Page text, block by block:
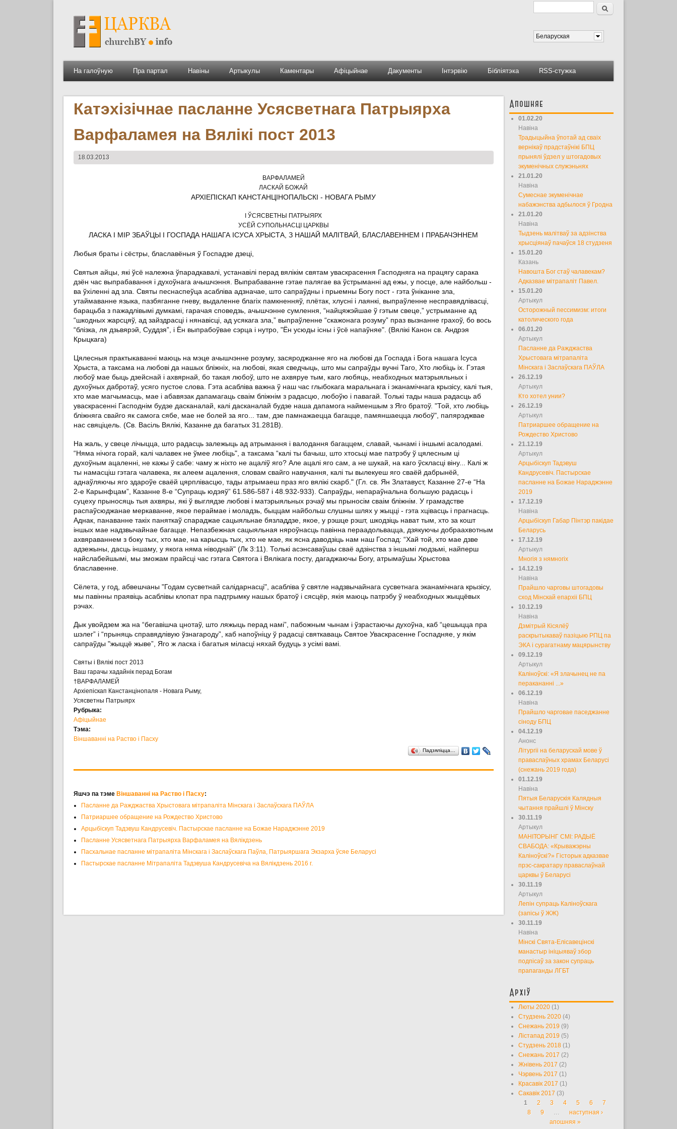
Форма пошуку
Пошук
Беларуская
На галоўную Пра партал Навіны Артыкулы Каментары Афіцыйнае Дакументы Інтэрвію Бібліятэка RSS-стужка
Катэхізічнае пасланне Усясветнага Патрыярха
Варфаламея на Вялікі пост 2013
18.03.2013
ВАРФАЛАМЕЙ
ЛАСКАЙ БОЖАЙ
АРХІЕПІСКАП КАНСТАНЦІНОПАЛЬСКІ - НОВАГА РЫМУ
І ЎСЯСВЕТНЫ ПАТРЫЯРХ
УСЁЙ СУПОЛЬНАСЦІ ЦАРКВЫ
ЛАСКА І МІР ЗБАЎЦЫ І ГОСПАДА НАШАГА ІСУСА ХРЫСТА, З НАШАЙ МАЛІТВАЙ, БЛАСЛАВЕННЕМ І ПРАБАЧЭННЕМ
Любыя браты і сёстры, блаславёныя ў Госпадзе дзеці,
Святыя айцы, які ўсё належна ўпарадкавалі, устанавілі перад вялікім святам уваскрасення Гасподняга на працягу сарака
дзён час выпрабавання і духоўнага ачышчэння. Выпрабаванне гэтае палягае ва ўстрыманні ад ежы, у посце, але найбольш -
ва ўхіленні ад зла. Святы песнаспеўца асабліва адзначае, што сапраўдны і прыемны Богу пост - гэта ўніканне зла,
утаймаванне языка, пазбяганне гневу, выдаленне благіх памкненняў, плётак, хлусні і лаянкі, выпраўленне несправядлівасці,
барацьба з пажадлівымі думкамі, гарачая споведзь, ачышчэнне сумлення, “найцяжэйшае ў гэтым свеце,” устрыманне ад
“шкодных жарсцяў, ад зайздрасці і нянавісці, ад усякага зла,” выпраўленне “скажонага розуму” праз вызнанне грахоў, бо вось
“блізка, ля дзьвярэй, Суддзя”, і Ён выпрабоўвае сэрца і нутро, "Ён усюды існы і ўсё напаўняе". (Вялікі Канон св. Андрэя
Крыцкага)
Цялесныя практыкаванні маюць на мэце ачышчэнне розуму, засяроджанне яго на любові да Госпада і Бога нашага Ісуса
Хрыста, а таксама на любові да нашых бліжніх, на любові, якая сведчыць, што мы сапраўды вучні Таго, Хто любіць іх. Гэтая
любоў мае быць дзейснай і ахвярнай, бо такая любоў, што не ахвяруе тым, каго любяць, неабходных матэрыяльных і
духоўных дабротаў, усяго пустое слова. Гэта асабліва важна ў наш час глыбокага маральнага і эканамічнага крызісу, калі тыя,
хто мае магчымасць, мае і абавязак дапамагаць сваім бліжнім з радасцю, любоўю і павагай. Толькі тады наша радасць аб
уваскрасенні Гасподнім будзе дасканалай, калі дасканалай будзе наша дапамога найменшым з Яго братоў. "Той, хто любіць
бліжняга свайго як самога сябе, мае не болей за яго... там, дзе памнажаецца багацце, памяншаецца любоў", папярэджвае
нас свяціцель. (Св. Васіль Вялікі, Казанне да багатых 31.281B).
На жаль, у свеце лічыцца, што радасць залежыць ад атрымання і валодання багаццем, славай, чынамі і іншымі асалодамі.
“Няма нічога горай, калі чалавек не ўмее любіць", а таксама “калі ты бачыш, што хтосьці мае патрэбу ў цялесным ці
духоўным ацаленні, не кажы ў сабе: чаму ж ніхто не ацаліў яго? Але ацалі яго сам, а не шукай, на каго ўскласці віну... Калі ж
ты намасціш гэтага чалавека, як алеем ацалення, словам свайго навучання, калі ты вылекуеш яго сваёй дабрынёй,
аднаўляючы яго здароўе сваёй цярплівасцю, тады атрымаеш праз яго вялікі скарб." (Гл. св. Ян Златавуст, Казанне 27-е “На
2-е Карынфцам”, Казанне 8-е “Супраць юдэяў” 61.586-587 і 48.932-933). Сапраўды, непараўнальна большую радасць і
суцеху прыносяць тыя ахвяры, які ў выглядзе любові і матэрыяльных рэчаў мы прыносім сваім бліжнім. У грамадстве
распаўсюджанае меркаванне, якое пераймае і моладзь, быццам найбольш слушны шлях у жыцці - гэта хцівасць і прагнасць.
Аднак, панаванне такіх паняткаў спараджае сацыяльнае бязладдзе, якое, у рэшце рэшт, шкодзіць нават тым, хто за кошт
іншых мае надзвычайнае багацце. Непазбежная сацыяльная няроўнасць павінна пераадольвацца, дзякуючы добраахвотным
ахвяраваннем з боку тых, хто мае, на карысць тых, хто не мае, як ясна даводзіць нам наш Госпад: “Хай той, хто мае дзве
адзежыны, дасць іншаму, у якога няма ніводнай" (Лк 3:11). Толькі асэнсаваўшы сваё адзінства з іншымі людзьмі, найперш
найслабейшымі, мы зможам прайсці час гэтага Святога і Вялікага посту, дагаджаючы Богу, атрымаўшы Хрыстова
блаславенне.
Сёлета, у год, абвешчаны "Годам сусветнай салідарнасці", асабліва ў святле надзвычайнага сусветнага эканамічнага крызісу,
мы павінны праявіць асаблівы клопат пра падтрымку нашых братоў і сясцёр, якія маюць патрэбу ў неабходных жыццёвых
рэчах.
Дык увойдзем жа на “бегавішча цнотаў, што ляжыць перад намі”, пабожным чынам і ўзрастаючы духоўна, каб “цешыцца пра
шэлег” і “прыняць справядлівую ўзнагароду”, каб напоўніцу ў радасці святкаваць Святое Уваскрасенне Госпадняе, у якім
сапраўды "жыццё жыве”, Яго ж ласка і багатыя міласці няхай будуць з усімі вамі.
Святы і Вялікі пост 2013
Ваш гарачы хадайнік перад Богам
†ВАРФАЛАМЕЙ
Архіепіскап Канстанцінопаля - Новага Рыму,
Усясветны Патрыярх
Рубрыка:
Афіцыйнае
Тэма:
Віншаванні на Раство і Пасху
Падзяліцца…
Яшчэ па тэме Віншаванні на Раство і Пасху:
Пасланне да Ражджаства Хрыстовага мітрапаліта Мінскага і Заслаўскага ПАЎЛА
Патриаршее обращение на Рождество Христово
Арцыбіскуп Тадэвуш Кандрусевіч. Пастырскае пасланне на Божае Нараджэнне 2019
Пасланне Усясветнага Патрыярха Варфаламея на Вялікдзень
Пасхальнае пасланне мітрапаліта Мінскага і Заслаўскага Паўла, Патрыяршага Экзарха ўсяе Беларусі
Пастырскае пасланне Мітрапаліта Тадэвуша Кандрусевіча на Вялікдзень 2016 г.
Апошняе
01.02.20
Навіна
Традыцыйна ўпотай ад сваіх
вернікаў прадстаўнікі БПЦ
прынялі ўдзел у штогадовых
экуменічных служэньнях
21.01.20
Навіна
Сумеснае экуменічнае
набажэнства адбылося ў Гродна
21.01.20
Навіна
Тыдзень малітваў за адзінства
хрысціянаў пачаўся 18 студзеня
15.01.20
Казань
Навошта Бог стаў чалавекам?
Адказвае мітрапаліт Павел.
15.01.20
Артыкул
Осторожный пессимизм: итоги
католического года
06.01.20
Артыкул
Пасланне да Ражджаства
Хрыстовага мітрапаліта
Мінскага і Заслаўскага ПАЎЛА
26.12.19
Артыкул
Кто хотел унии?
26.12.19
Артыкул
Патриаршее обращение на
Рождество Христово
21.12.19
Артыкул
Арцыбіскуп Тадэвуш
Кандрусевіч. Пастырскае
пасланне на Божае Нараджэнне
2019
17.12.19
Навіна
Арцыбіскуп Габар Пінтэр пакідае
Беларусь
17.12.19
Артыкул
Многія з нямногіх
14.12.19
Навіна
Прайшло чарговы штогадовы
сход Мінскай епархіі БПЦ
10.12.19
Навіна
Дзмітрый Кісялёў
раскрытыкаваў пазіцыю РПЦ па
ЭКА і сурагатнаму мацярынству
09.12.19
Артыкул
Каліноўскі: «Я злачынец не па
перакананні ...»
06.12.19
Навіна
Прайшло чарговае паседжанне
сіноду БПЦ
04.12.19
Анонс
Літургіі на беларускай мове ў
праваслаўных храмах Беларусі
(снежань 2019 года)
01.12.19
Навіна
Пятыя Беларускія Калядныя
чытання прайшлі ў Мінску
30.11.19
Артыкул
МАНІТОРЫНГ СМІ: РАДЫЁ
СВАБОДА: «Крыважэрны
Каліноўскі?» Гісторык адказвае
прэс-сакратару праваслаўнай
царквы ў Беларусі
30.11.19
Артыкул
Лепін супраць Каліноўскага
(запісы ў ЖЖ)
30.11.19
Навіна
Мінскі Свята-Елісавецінскі
манастыр ініцыяваў збор
подпісаў за закон супраць
прапаганды ЛГБТ
Архіў
Люты 2020 (1)
Студзень 2020 (4)
Снежань 2019 (9)
Лістапад 2019 (5)
Студзень 2018 (1)
Снежань 2017 (2)
Жнівень 2017 (2)
Чэрвень 2017 (1)
Красавік 2017 (1)
Сакавік 2017 (3)
Старонкі
1 2 3 4 5 6
7
8
9 …
наступная ›
апошняя »